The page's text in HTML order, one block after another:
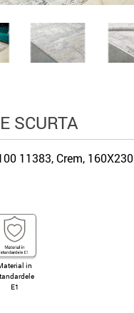
SCURTA
11383, Crem, 160X230
in
E1